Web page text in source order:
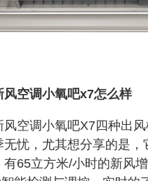
风空调小氧吧x7怎么样
调小氧吧X7四种出风
无忧，尤其想分享的是，
有65立方米/小时的新风